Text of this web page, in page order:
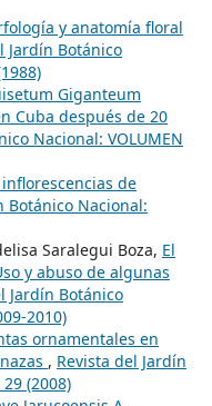
y anatomía floral
Jardín Botánico
Giganteum
Cuba después de 20
Nacional: VOLUMEN
inflorescencias de
Botánico Nacional:
Saralegui Boza, El
y abuso de algunas
Jardín Botánico
2010)
ornamentales en
, Revista del Jardín
(2008)